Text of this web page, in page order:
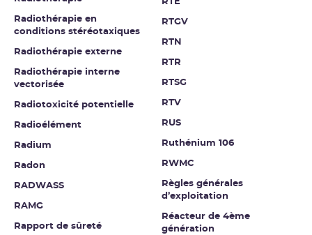
Radiothérapie en
conditions stéréotaxiques
Radiothérapie externe
Radiothérapie interne
vectorisée
Radiotoxicité potentielle
Radioélément
Radium
Radon
RADWASS
RAMG
Rapport de sûreté
RTE
RTGV
RTN
RTR
RTSG
RTV
RUS
Ruthénium 106
RWMC
Règles générales
d’exploitation
Réacteur de 4ème
génération